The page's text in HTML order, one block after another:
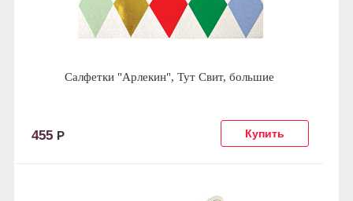
Салфетки "Арлекин", Тут Свит, большие
455 Р